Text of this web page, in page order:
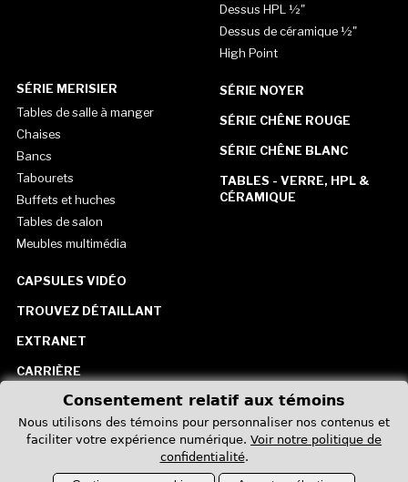
Dessus HPL ½"
Dessus de céramique ½"
High Point
SÉRIE MERISIER
Tables de salle à manger
Chaises
Bancs
Tabourets
Buffets et huches
Tables de salon
Meubles multimédia
SÉRIE NOYER
SÉRIE CHÊNE ROUGE
SÉRIE CHÊNE BLANC
TABLES - VERRE, HPL &
CÉRAMIQUE
CAPSULES VIDÉO
TROUVEZ DÉTAILLANT
EXTRANET
CARRIÈRE
CONTACTEZ-NOUS
États-Unis
Consentement relatif aux témoins
Nous utilisons des témoins pour personnaliser nos contenus et
faciliter votre expérience numérique. Voir notre politique de
confidentialité.